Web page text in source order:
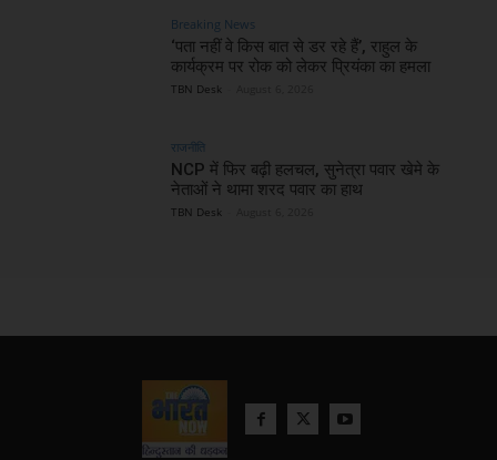
Breaking News
‘पता नहीं वे किस बात से डर रहे हैं’, राहुल के
कार्यक्रम पर रोक को लेकर प्रियंका का हमला
TBN Desk
राजनीति
NCP में फिर बढ़ी हलचल, सुनेत्रा पवार खेमे के
नेताओं ने थामा शरद पवार का हाथ
TBN Desk